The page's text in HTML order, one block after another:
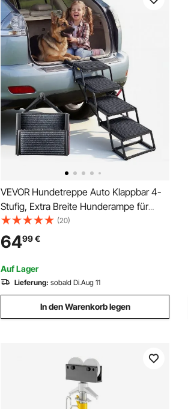
VEVOR Hundetreppe Auto Klappbar 4-
Stufig, Extra Breite Hunderampe für
Große Hunde mit Weichem Filzteppich,
Tragbare Einstiegshilfe für Auto, SUV,
LKW, Hochbett, Sofa, Tragkraft bis 90 kg
(20)
6499€
Auf Lager
Lieferung: sobald Di.Aug 11
In den Warenkorb legen